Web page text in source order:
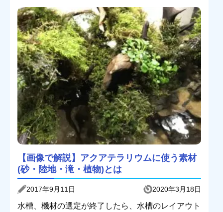
【画像で解説】アクアテラリウムに使う素材
(砂・陸地・滝・植物)とは
2017年9月11日 2020年3月18日
水槽、機材の選定が終了したら、水槽のレイアウト